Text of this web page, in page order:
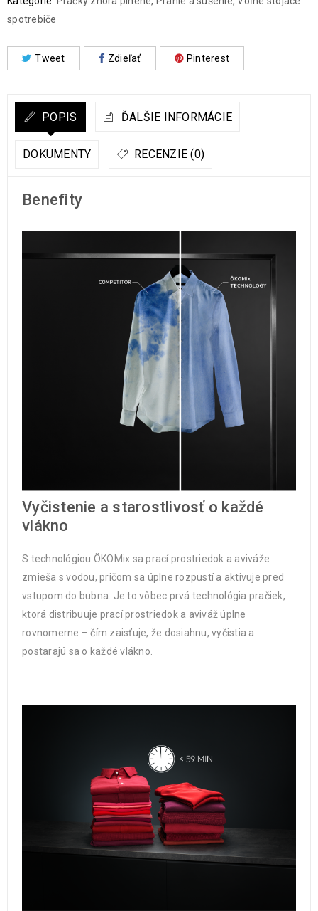
spotrebiče
Tweet Zdieľať Pinterest
POPIS ĎALŠIE INFORMÁCIE
DOKUMENTY RECENZIE (0)
Benefity
Vyčistenie a starostlivosť o každé
vlákno
S technológiou ÖKOMix sa prací prostriedok a aviváže
zmieša s vodou, pričom sa úplne rozpustí a aktivuje pred
vstupom do bubna. Je to vôbec prvá technológia pračiek,
ktorá distribuuje prací prostriedok a aviváž úplne
rovnomerne – čím zaisťuje, že dosiahnu, vyčistia a
postarajú sa o každé vlákno.